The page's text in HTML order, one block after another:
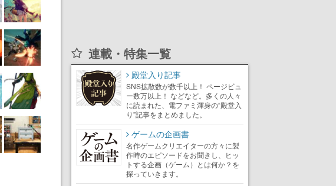
連載・特集一覧
殿堂入り記事
SNS拡散数が数千以上！ ページビュ
ー数万以上！ などなど。多くの人々
に読まれた、電ファミ渾身の“殿堂入
り”記事をまとめました。
ゲームの企画書
名作ゲームクリエイターの方々に製
作時のエピソードをお聞きし、ヒッ
トする企画（ゲーム）とは何か？を
探っていきます。